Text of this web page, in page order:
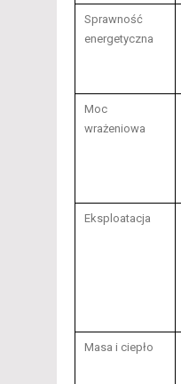
Sprawność
energetyczna
Moc
wrażeniowa
Eksploatacja
Masa i ciepło